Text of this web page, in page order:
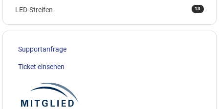
13
LED-Streifen
Supportanfrage
Ticket einsehen